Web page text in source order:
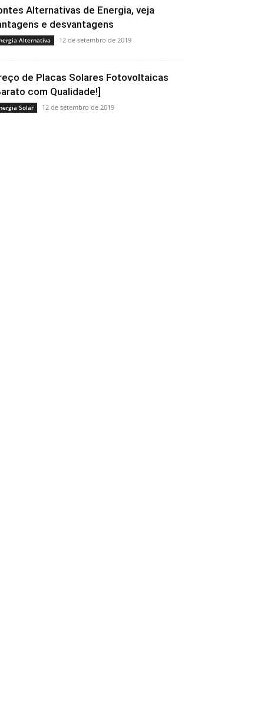
Alternativas de Energia, veja
e desvantagens
Alternativa 12 de setembro de 2019
de Placas Solares Fotovoltaicas
com Qualidade!]
Solar 12 de setembro de 2019